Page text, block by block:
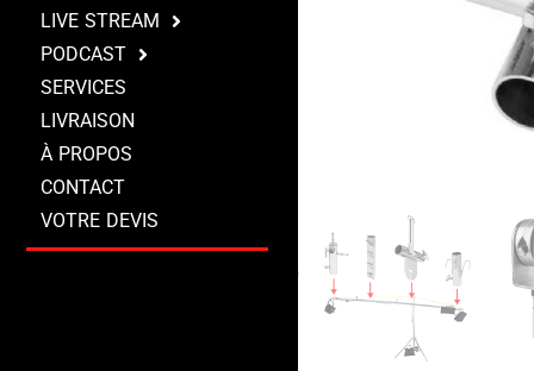
LIVE STREAM
PODCAST
SERVICES
LIVRAISON
À PROPOS
CONTACT
VOTRE DEVIS